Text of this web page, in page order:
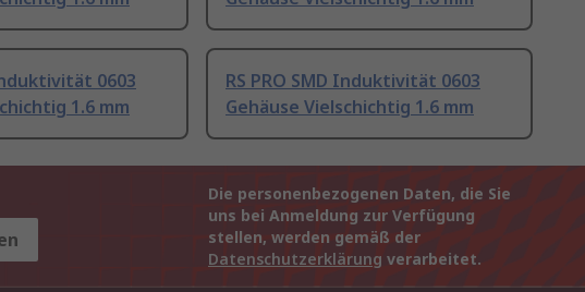
0603
1.6 mm
RS PRO SMD Induktivität 0603
Gehäuse Vielschichtig 1.6 mm
Die personenbezogenen Daten, die Sie
uns bei Anmeldung zur Verfügung
stellen, werden gemäß der
Datenschutzerklärung verarbeitet.